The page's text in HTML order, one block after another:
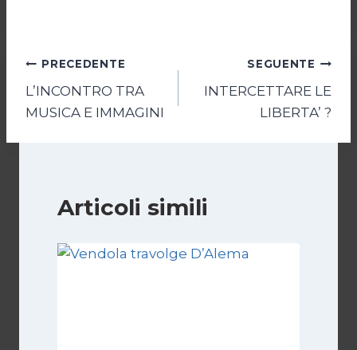
Navigazione
articoli
PRECEDENTE
L’INCONTRO TRA
MUSICA E IMMAGINI
SEGUENTE
INTERCETTARE LE
LIBERTA’ ?
Articoli simili